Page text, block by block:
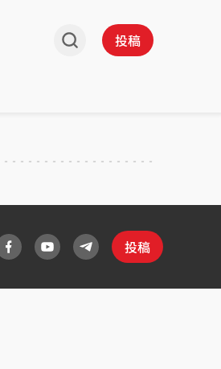
投稿
投稿